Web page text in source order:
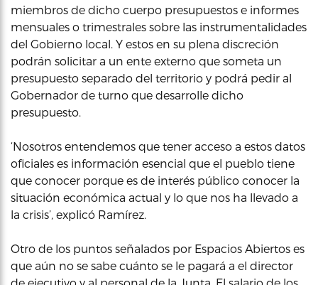
miembros de dicho cuerpo presupuestos e informes
mensuales o trimestrales sobre las instrumentalidades
del Gobierno local. Y estos en su plena discreción
podrán solicitar a un ente externo que someta un
presupuesto separado del territorio y podrá pedir al
Gobernador de turno que desarrolle dicho
presupuesto.
‘Nosotros entendemos que tener acceso a estos datos
oficiales es información esencial que el pueblo tiene
que conocer porque es de interés público conocer la
situación económica actual y lo que nos ha llevado a
la crisis’, explicó Ramírez.
Otro de los puntos señalados por Espacios Abiertos es
que aún no se sabe cuánto se le pagará a el director